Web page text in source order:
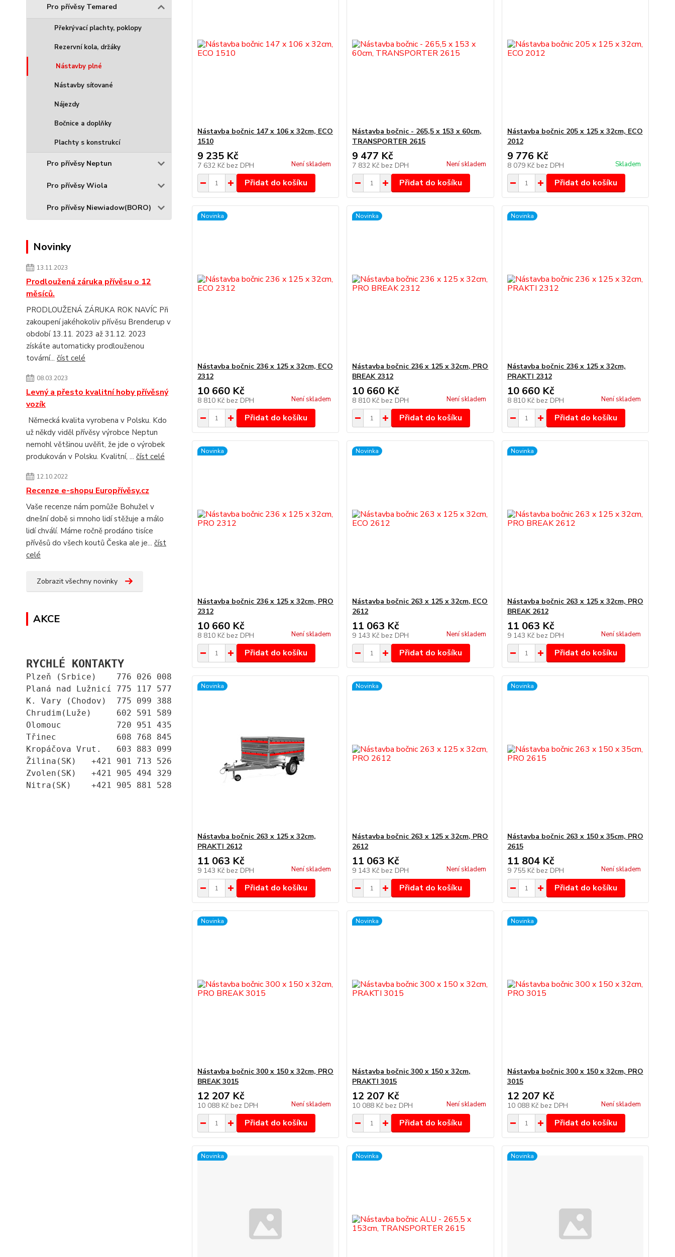
Pro přívěsy Temared
Překrývací plachty, poklopy
Rezervní kola, držáky
Nástavby plné
Nástavby síťované
Nájezdy
Bočnice a doplňky
Plachty s konstrukcí
Pro přívěsy Neptun
Pro přívěsy Wiola
Pro přívěsy Niewiadow(BORO)
Novinky
13.11.2023
Prodloužená záruka přívěsu o 12
měsíců.
PRODLOUŽENÁ ZÁRUKA ROK NAVÍC Při
zakoupení jakéhokoliv přívěsu Brenderup v
období 13.11. 2023 až 31.12. 2023
získáte automaticky prodlouženou
tovární... číst celé
08.03.2023
Levný a přesto kvalitní hoby přívěsný
vozík
Německá kvalita vyrobena v Polsku. Kdo
už někdy viděl přívěsy výrobce Neptun
nemohl většinou uvěřit, že jde o výrobek
produkován v Polsku. Kvalitní, ... číst celé
12.10.2022
Recenze e-shopu Europřívěsy.cz
Vaše recenze nám pomůže Bohužel v
dnešní době si mnoho lidí stěžuje a málo
lidí chválí. Máme ročně prodáno tisíce
přívěsů do všech koutů Česka ale je... číst
celé
Zobrazit všechny novinky
AKCE
RYCHLÉ KONTAKTY
Plzeň (Srbice)    776 026 008
Planá nad Lužnicí 775 117 577
K. Vary (Chodov)  775 099 388
Chrudim(Luže)     602 591 589
Olomouc           720 951 435
Třinec            608 768 845
Kropáčova Vrut.   603 883 099
Žilina(SK)   +421 901 713 526
Zvolen(SK)   +421 905 494 329
Nitra(SK)    +421 905 881 528
Nástavba bočnic 147 x 106 x 32cm, ECO
1510
9 235 Kč
7 632 Kč bez DPH Není skladem
Přidat do košíku
Nástavba bočnic - 265,5 x 153 x 60cm,
TRANSPORTER 2615
9 477 Kč
7 832 Kč bez DPH Není skladem
Přidat do košíku
Nástavba bočnic 205 x 125 x 32cm, ECO
2012
9 776 Kč
8 079 Kč bez DPH Skladem
Přidat do košíku
Novinka
Nástavba bočnic 236 x 125 x 32cm, ECO
2312
10 660 Kč
8 810 Kč bez DPH Není skladem
Přidat do košíku
Novinka
Nástavba bočnic 236 x 125 x 32cm, PRO
BREAK 2312
10 660 Kč
8 810 Kč bez DPH Není skladem
Přidat do košíku
Novinka
Nástavba bočnic 236 x 125 x 32cm,
PRAKTI 2312
10 660 Kč
8 810 Kč bez DPH Není skladem
Přidat do košíku
Novinka
Nástavba bočnic 236 x 125 x 32cm, PRO
2312
10 660 Kč
8 810 Kč bez DPH Není skladem
Přidat do košíku
Novinka
Nástavba bočnic 263 x 125 x 32cm, ECO
2612
11 063 Kč
9 143 Kč bez DPH Není skladem
Přidat do košíku
Novinka
Nástavba bočnic 263 x 125 x 32cm, PRO
BREAK 2612
11 063 Kč
9 143 Kč bez DPH Není skladem
Přidat do košíku
Novinka
Nástavba bočnic 263 x 125 x 32cm,
PRAKTI 2612
11 063 Kč
9 143 Kč bez DPH Není skladem
Přidat do košíku
Novinka
Nástavba bočnic 263 x 125 x 32cm, PRO
2612
11 063 Kč
9 143 Kč bez DPH Není skladem
Přidat do košíku
Novinka
Nástavba bočnic 263 x 150 x 35cm, PRO
2615
11 804 Kč
9 755 Kč bez DPH Není skladem
Přidat do košíku
Novinka
Nástavba bočnic 300 x 150 x 32cm, PRO
BREAK 3015
12 207 Kč
10 088 Kč bez DPH Není skladem
Přidat do košíku
Novinka
Nástavba bočnic 300 x 150 x 32cm,
PRAKTI 3015
12 207 Kč
10 088 Kč bez DPH Není skladem
Přidat do košíku
Novinka
Nástavba bočnic 300 x 150 x 32cm, PRO
3015
12 207 Kč
10 088 Kč bez DPH Není skladem
Přidat do košíku
Novinka Novinka Novinka